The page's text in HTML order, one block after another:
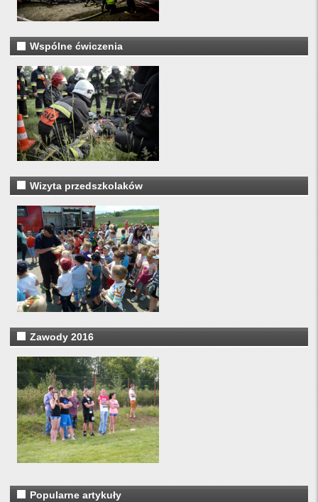
Wspólne ćwiczenia
Wizyta przedszkolaków
Zawody 2016
Popularne artykuły